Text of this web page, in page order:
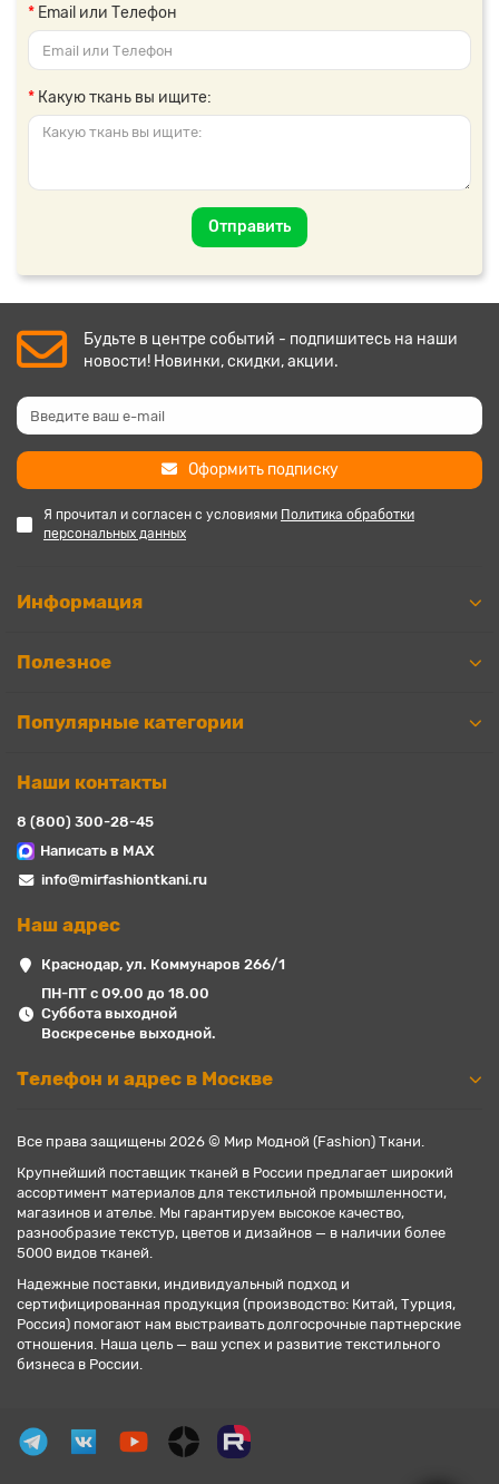
Email или Телефон
Какую ткань вы ищите:
Отправить
Будьте в центре событий - подпишитесь на наши
новости! Новинки, скидки, акции.
Оформить подписку
Я прочитал и согласен с условиями Политика обработки
персональных данных
Информация
Полезное
Популярные категории
Наши контакты
8 (800) 300-28-45
Написать в MAX
info@mirfashiontkani.ru
Наш адрес
Краснодар, ул. Коммунаров 266/1
ПН-ПТ с 09.00 до 18.00
Суббота выходной
Воскресенье выходной.
Телефон и адрес в Москве
Все права защищены 2026 © Мир Модной (Fashion) Ткани.
Крупнейший поставщик тканей в России предлагает широкий
ассортимент материалов для текстильной промышленности,
магазинов и ателье. Мы гарантируем высокое качество,
разнообразие текстур, цветов и дизайнов — в наличии более
5000 видов тканей.
Надежные поставки, индивидуальный подход и
сертифицированная продукция (производство: Китай, Турция,
Россия) помогают нам выстраивать долгосрочные партнерские
отношения. Наша цель — ваш успех и развитие текстильного
бизнеса в России.